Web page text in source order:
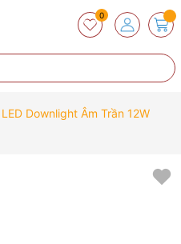
0
Downlight Âm Trần 12W